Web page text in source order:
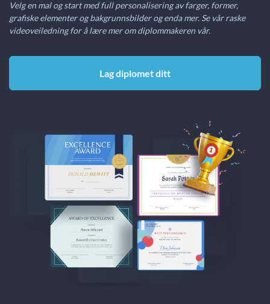
Velg en mal og start med full personalisering av farger, former,
grafiske elementer og bakgrunnsbilder og enda mer. Se vår raske
videoveiledning for å lære mer om diplommakeren vår.
Lag diplomet ditt